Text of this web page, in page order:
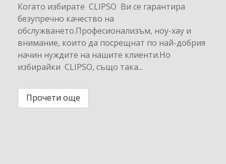
Когато избирате CLIPSO Ви се гарантира
безупречно качество на
обслужването.Професионализъм, ноу-хау и
внимание, които да посрещнат по най-добрия
начин нуждите на нашите клиенти.Но
избирайки CLIPSO, също така...
Прочети още